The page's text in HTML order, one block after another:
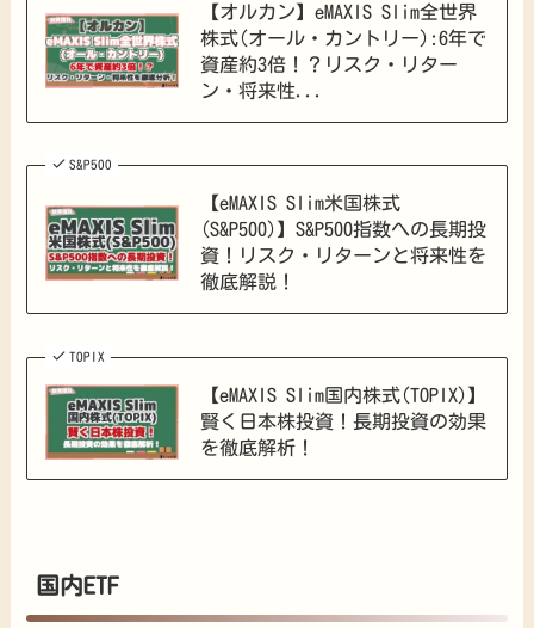
【オルカン】eMAXIS Slim全世界
株式(オール・カントリー):6年で
資産約3倍！？リスク・リター
ン・将来性...
S&P500
【eMAXIS Slim米国株式
(S&P500)】S&P500指数への長期投
資！リスク・リターンと将来性を
徹底解説！
TOPIX
【eMAXIS Slim国内株式(TOPIX)】
賢く日本株投資！長期投資の効果
を徹底解析！
国内ETF